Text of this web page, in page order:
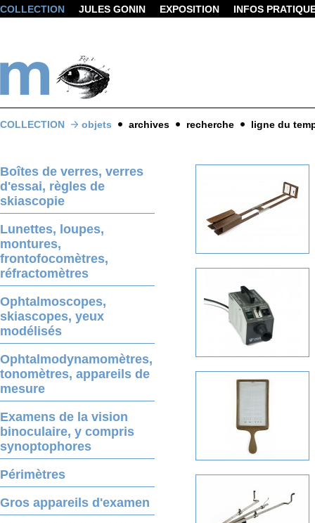
COLLECTION JULES GONIN EXPOSITION INFOS
COLLECTION objets archives recherche ligne du
Boîtes de verres, verres
d'essai, règles de
skiascopie
Lunettes, loupes,
montures,
frontofocomètres,
réfractomètres
Ophtalmoscopes,
skiascopes, yeux
modélisés
Ophtalmodynamomètres,
tonomètres, appareils de
mesure
Examens de la vision
binoculaire, y compris
synoptophores
Périmètres
Gros appareils d'examen